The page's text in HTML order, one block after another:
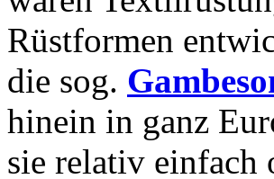
Rüstformen
die sog.
hinein in ganz
sie relativ einfach